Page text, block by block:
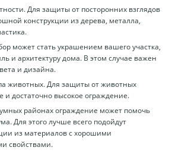
Для защиты от посторонних взглядов
конструкции из дерева, металла,
может стать украшением вашего участка,
и архитектуру дома. В этом случае важен
и дизайна.
животных. Для защиты от животных
и достаточно высокое ограждение.
районах ограждение может помочь
Для этого лучше всего подойдут
из материалов с хорошими
свойствами.